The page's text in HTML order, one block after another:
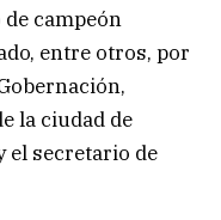
campeón
entre otros, por
la ciudad de
el secretario de